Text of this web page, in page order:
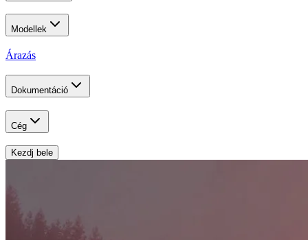
Modellek
Árazás
Dokumentáció
Cég
Kezdj bele